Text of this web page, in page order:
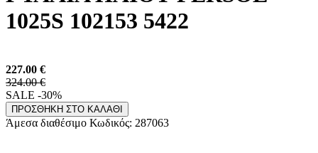
1025S 102153 5422
227.00 €
324.00 €
SALE -30%
ΠΡΟΣΘΗΚΗ ΣΤΟ ΚΑΛΑΘΙ
Άμεσα διαθέσιμο Κωδικός: 287063